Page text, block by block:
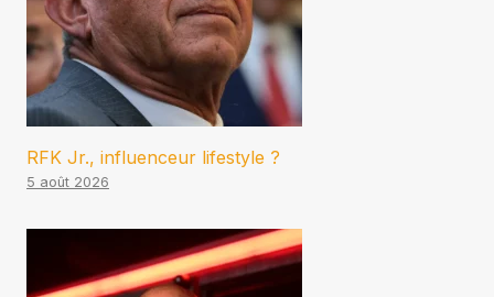
RFK Jr., influenceur lifestyle ?
5 août 2026